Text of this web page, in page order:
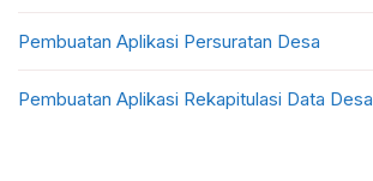
Pembuatan Aplikasi Persuratan Desa
Pembuatan Aplikasi Rekapitulasi Data Desa